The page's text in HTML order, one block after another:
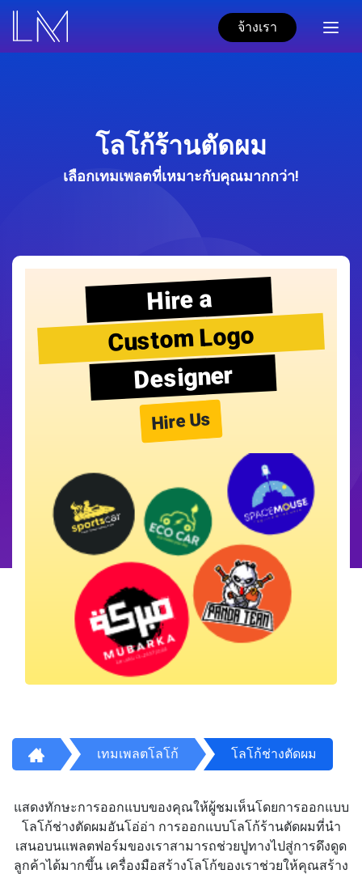
จ้างเรา
โลโก้ร้านตัดผม
เลือกเทมเพลตที่เหมาะกับคุณมากกว่า!
Hire a
Custom Logo
Designer
Hire Us
เทมเพลตโลโก้ โลโก้ช่างตัดผม
แสดงทักษะการออกแบบของคุณให้ผู้ชมเห็นโดยการออกแบบ
โลโก้ช่างตัดผมอันโอ่อ่า การออกแบบโลโก้ร้านตัดผมที่นำ
เสนอบนแพลตฟอร์มของเราสามารถช่วยปูทางไปสู่การดึงดูด
ลูกค้าได้มากขึ้น เครื่องมือสร้างโลโก้ของเราช่วยให้คุณสร้าง